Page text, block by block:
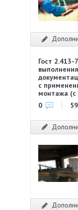
Гост 2.413-
с
монтажа (с
0